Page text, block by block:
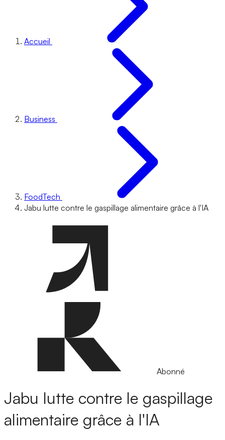
Accueil
Business
FoodTech
Jabu lutte contre le gaspillage alimentaire grâce à l'IA
Abonné
Jabu lutte contre le gaspillage
alimentaire grâce à l'IA